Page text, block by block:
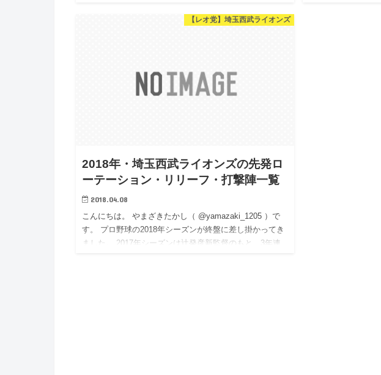
【レオ党】埼玉西武ライオンズ
2018年・埼玉西武ライオンズの先発ロ
ーテーション・リリーフ・打撃陣一覧
2018.04.08
こんにちは。 やまざきたかし（ @yamazaki_1205 ）で
す。 プロ野球の2018年シーズンが終盤に差し掛かってき
ました。 2017年シーズンは辻発彦新監督のもと、3年連